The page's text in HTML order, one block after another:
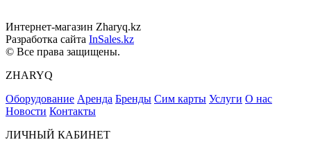
Интернет-магазин Zharyq.kz
Разработка сайта InSales.kz
© Все права защищены.
ZHARYQ
Оборудование Аренда Бренды Сим карты Услуги О нас
Новости Контакты
ЛИЧНЫЙ КАБИНЕТ